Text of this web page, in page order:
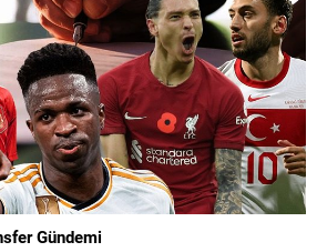
Gündemi